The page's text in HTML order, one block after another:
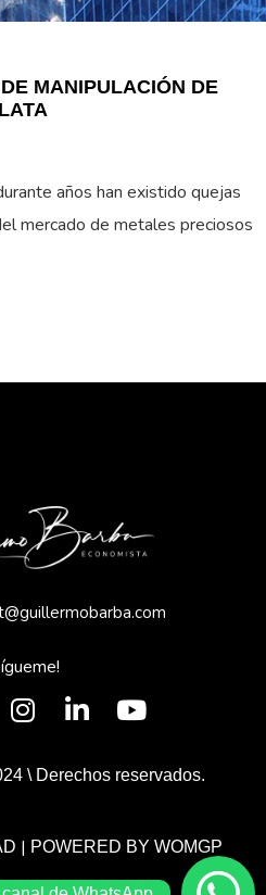
MANIPULACIÓN DE
años han existido quejas
mercado de metales preciosos
\ Derechos reservados.
| POWERED BY WOMGP